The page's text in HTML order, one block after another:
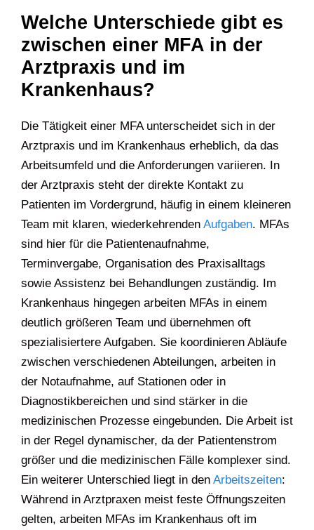
Welche Unterschiede gibt es
zwischen einer MFA in der
Arztpraxis und im
Krankenhaus?
Die Tätigkeit einer MFA unterscheidet sich in der
Arztpraxis und im Krankenhaus erheblich, da das
Arbeitsumfeld und die Anforderungen variieren. In
der Arztpraxis steht der direkte Kontakt zu
Patienten im Vordergrund, häufig in einem kleineren
Team mit klaren, wiederkehrenden Aufgaben. MFAs
sind hier für die Patientenaufnahme,
Terminvergabe, Organisation des Praxisalltags
sowie Assistenz bei Behandlungen zuständig. Im
Krankenhaus hingegen arbeiten MFAs in einem
deutlich größeren Team und übernehmen oft
spezialisiertere Aufgaben. Sie koordinieren Abläufe
zwischen verschiedenen Abteilungen, arbeiten in
der Notaufnahme, auf Stationen oder in
Diagnostikbereichen und sind stärker in die
medizinischen Prozesse eingebunden. Die Arbeit ist
in der Regel dynamischer, da der Patientenstrom
größer und die medizinischen Fälle komplexer sind.
Ein weiterer Unterschied liegt in den Arbeitszeiten:
Während in Arztpraxen meist feste Öffnungszeiten
gelten, arbeiten MFAs im Krankenhaus oft im